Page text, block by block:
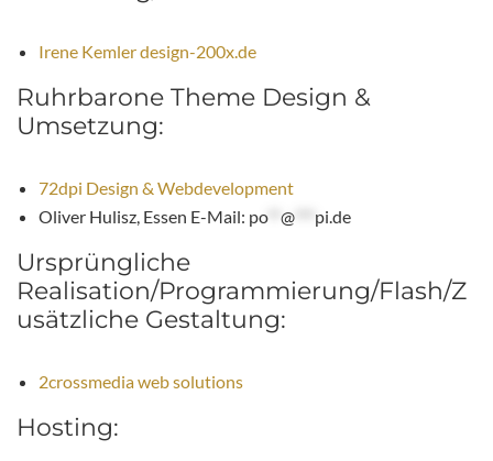
Irene Kemler design-200x.de
Ruhrbarone Theme Design &
Umsetzung:
72dpi Design & Webdevelopment
Oliver Hulisz, Essen E-Mail: po** @ pi.de
Ursprüngliche
Realisation/Programmierung/Flash/Z
usätzliche Gestaltung:
2crossmedia web solutions
Hosting: